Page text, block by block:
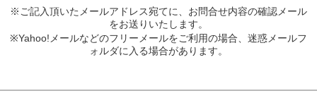
※ご記入頂いたメールアドレス宛てに、お問合せ内容の確認メール
をお送りいたします。
※Yahoo!メールなどのフリーメールをご利用の場合、迷惑メールフ
ォルダに入る場合があります。